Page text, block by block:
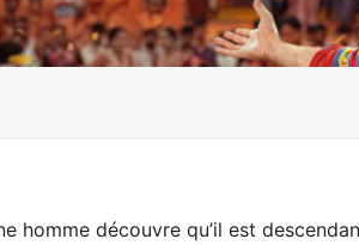
homme découvre qu’il est